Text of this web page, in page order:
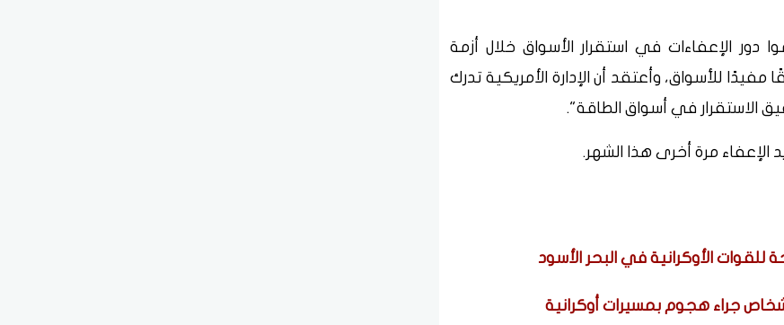
دور الإعفاءات في استقرار الأسواق خلال أزمة
للأسواق، وأعتقد أن الإدارة الأمريكية تدرك
الاستقرار في أسواق الطاقة".
الإعفاء مرة أخرى هذا الشهر.
الأوكرانية في البحر الأسود